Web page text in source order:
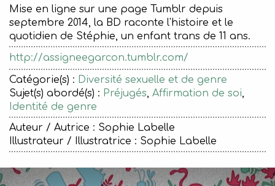
Mise en ligne sur une page Tumblr depuis
septembre 2014, la BD raconte l'histoire et le
quotidien de Stéphie, un enfant trans de 11 ans.
http://assigneegarcon.tumblr.com/
Catégorie(s) : Diversité sexuelle et de genre
Sujet(s) abordé(s) : Préjugés, Affirmation de soi,
Identité de genre
Auteur / Autrice : Sophie Labelle
Illustrateur / Illustratrice : Sophie Labelle